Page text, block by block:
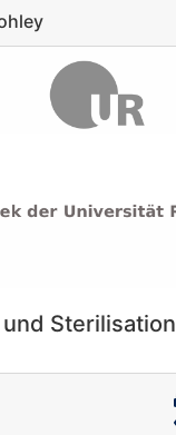
Sterilisation